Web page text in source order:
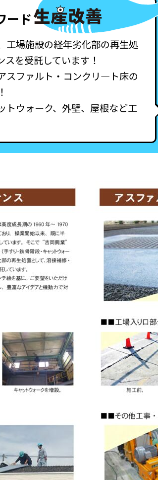
ード
工場施設の経年劣化部の再生処
を受託しています！
スファルト・コンクリ―ト床の
トウォーク、外壁、屋根など工